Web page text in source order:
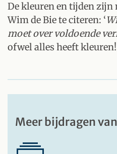
De kleuren en tijden zijn
Wim de Bie te citeren: ‘
moet over voldoende
ofwel alles heeft kleuren!
Meer bijdragen